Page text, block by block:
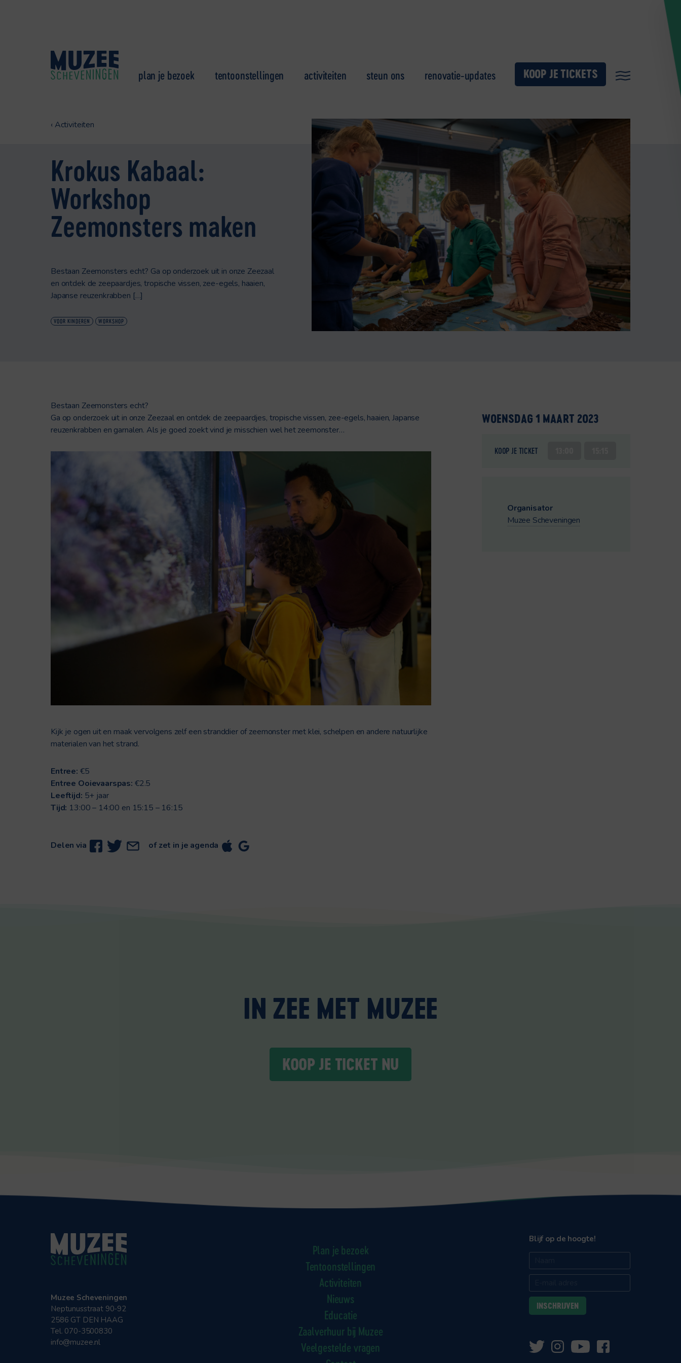
plan je bezoek tentoonstellingen activiteiten steun ons renovatie-updates KOOP JE TICKETS
‹ Activiteiten
Krokus Kabaal:
Workshop
Zeemonsters maken
Bestaan Zeemonsters echt? Ga op onderzoek uit in onze Zeezaal
en ontdek de zeepaardjes, tropische vissen, zee-egels, haaien,
Japanse reuzenkrabben […]
VOOR KINDEREN WORKSHOP
Bestaan Zeemonsters echt?
Ga op onderzoek uit in onze Zeezaal en ontdek de zeepaardjes, tropische vissen, zee-egels, haaien, Japanse
reuzenkrabben en garnalen. Als je goed zoekt vind je misschien wel het zeemonster…
Kijk je ogen uit en maak vervolgens zelf een stranddier of zeemonster met klei, schelpen en andere natuurlijke
materialen van het strand.
Entree: €5
Entree Ooievaarspas: €2.5
Leeftijd: 5+ jaar
Tijd: 13:00 – 14:00 en 15:15 – 16:15
Delen via of zet in je agenda
WOENSDAG 1 MAART 2023
KOOP JE TICKET
Organisator
Muzee Scheveningen
IN ZEE MET MUZEE
KOOP JE TICKET NU
Muzee Scheveningen
Neptunusstraat 90-92
2586 GT DEN HAAG
Tel. 070-3500830
info@muzee.nl
Plan je bezoek
Tentoonstellingen
Activiteiten
Nieuws
Educatie
Zaalverhuur bij Muzee
Veelgestelde vragen
Blijf op de hoogte!